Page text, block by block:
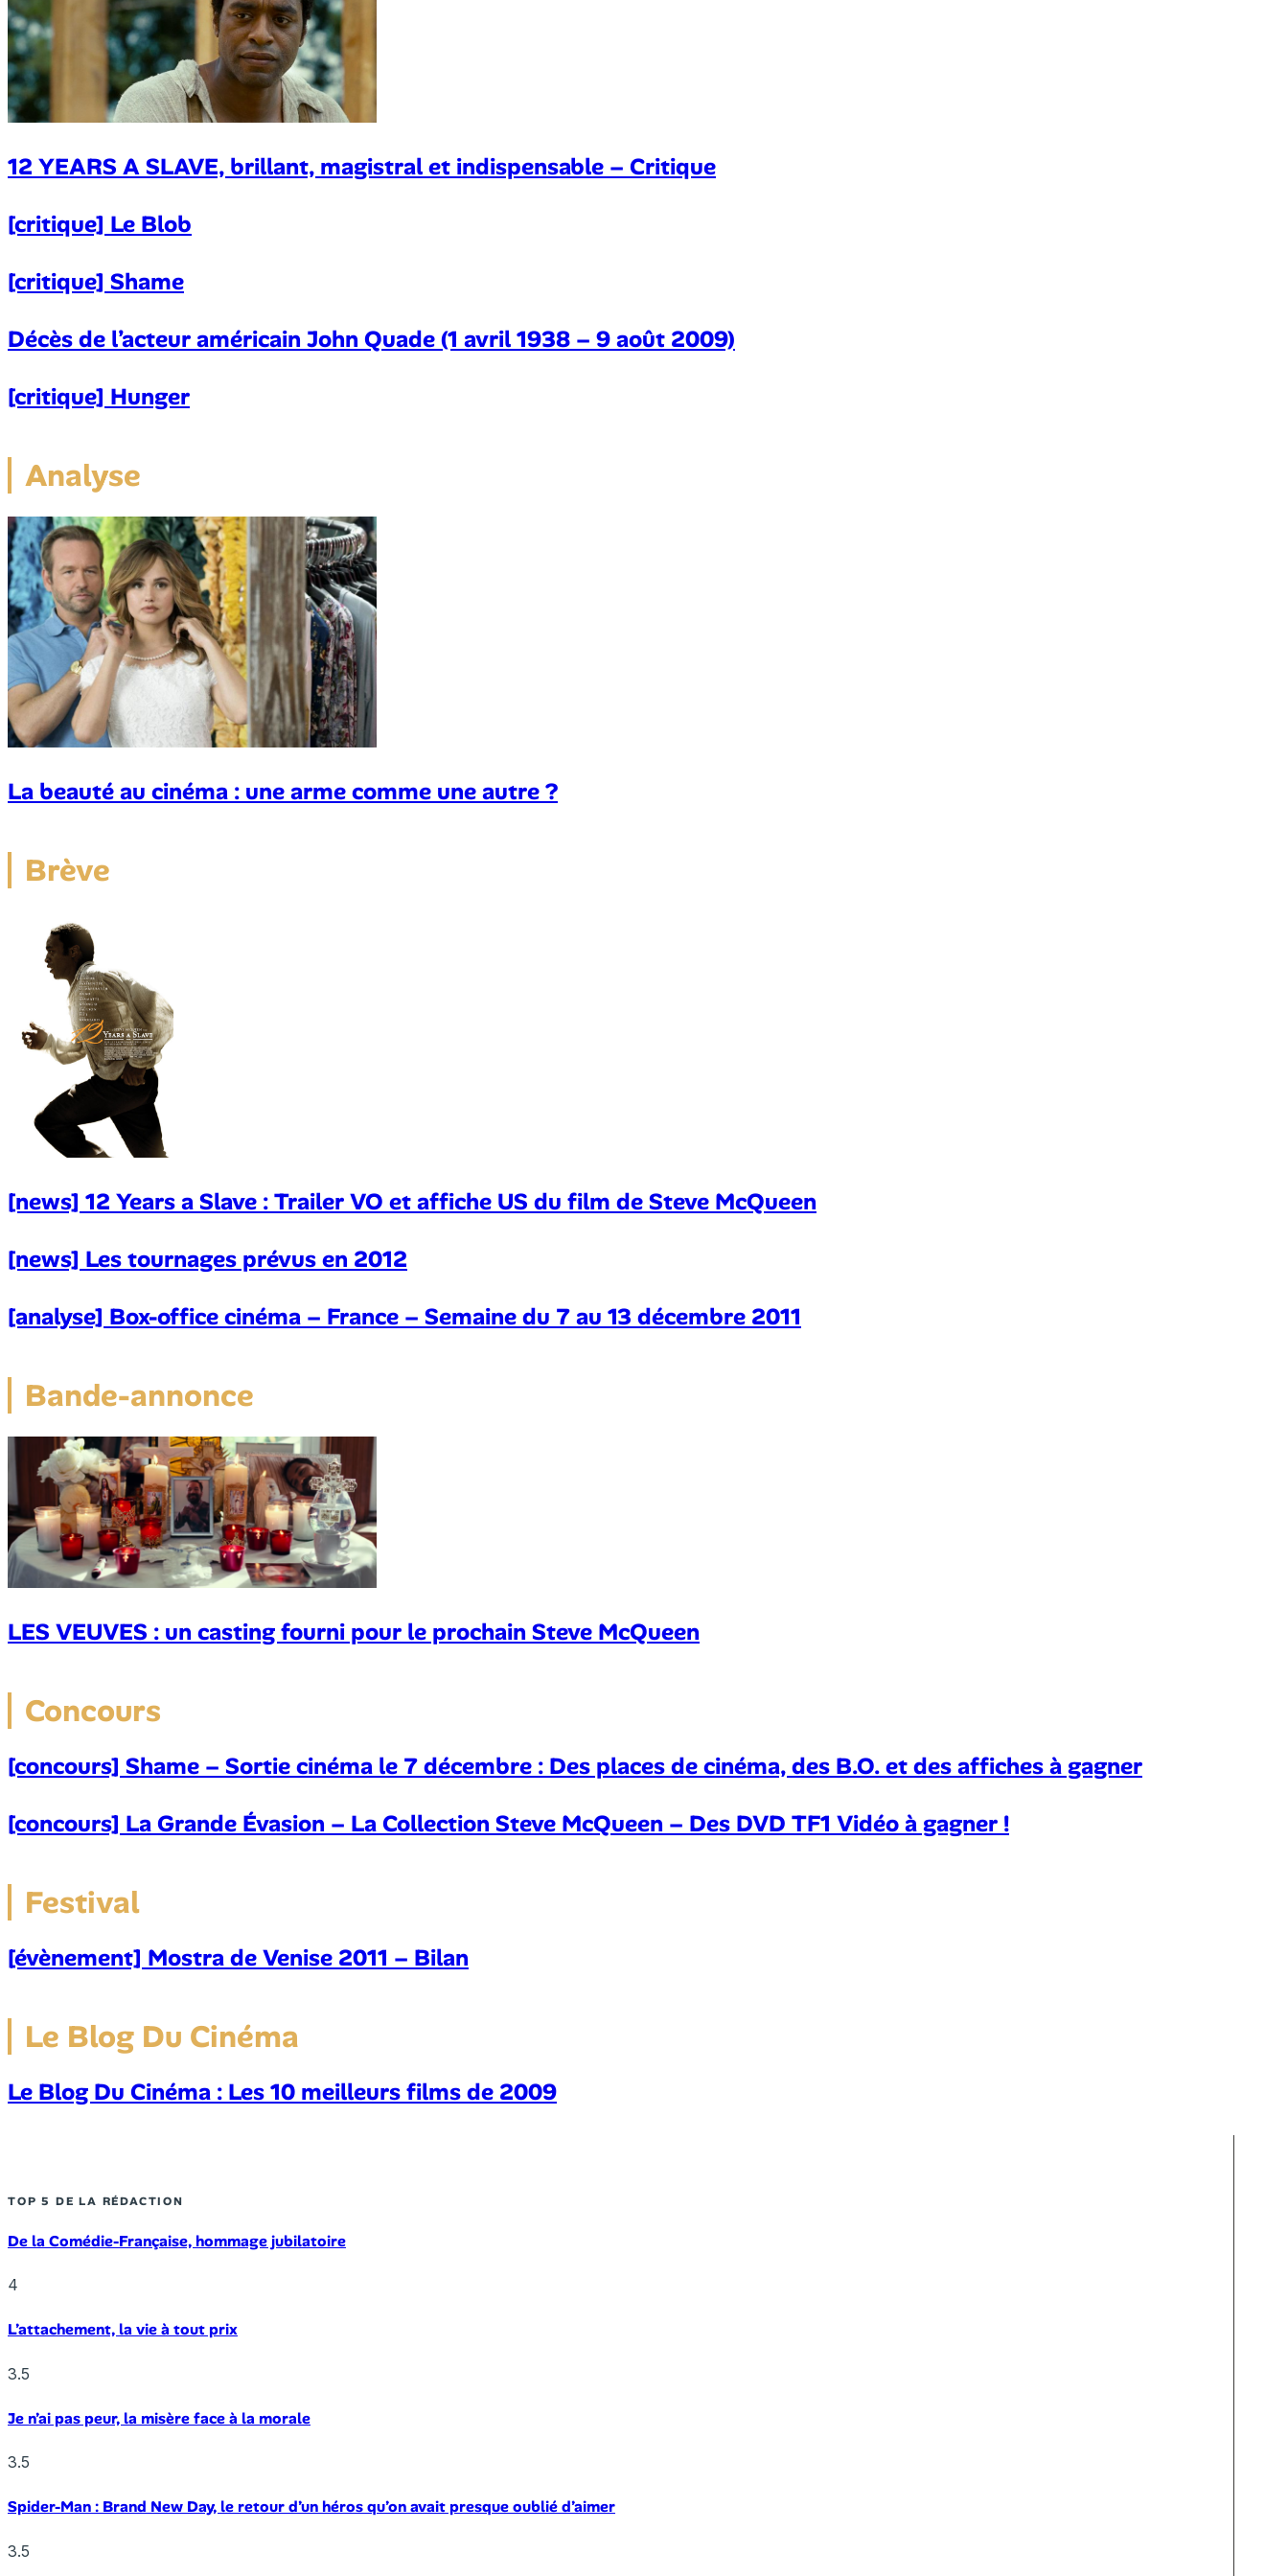
12 YEARS A SLAVE, brillant, magistral et indispensable – Critique
[critique] Le Blob
[critique] Shame
Décès de l’acteur américain John Quade (1 avril 1938 – 9 août 2009)
[critique] Hunger
Analyse
La beauté au cinéma : une arme comme une autre ?
Brève
[news] 12 Years a Slave : Trailer VO et affiche US du film de Steve McQueen
[news] Les tournages prévus en 2012
[analyse] Box-office cinéma – France – Semaine du 7 au 13 décembre 2011
Bande-annonce
LES VEUVES : un casting fourni pour le prochain Steve McQueen
Concours
[concours] Shame – Sortie cinéma le 7 décembre : Des places de cinéma, des B.O. et des affiches à gagner
[concours] La Grande Évasion – La Collection Steve McQueen – Des DVD TF1 Vidéo à gagner !
Festival
[évènement] Mostra de Venise 2011 – Bilan
Le Blog Du Cinéma
Le Blog Du Cinéma : Les 10 meilleurs films de 2009
TOP 5 DE LA RÉDACTION
De la Comédie-Française, hommage jubilatoire
4
L’attachement, la vie à tout prix
3.5
Je n’ai pas peur, la misère face à la morale
3.5
Spider-Man : Brand New Day, le retour d’un héros qu’on avait presque oublié d’aimer
3.5